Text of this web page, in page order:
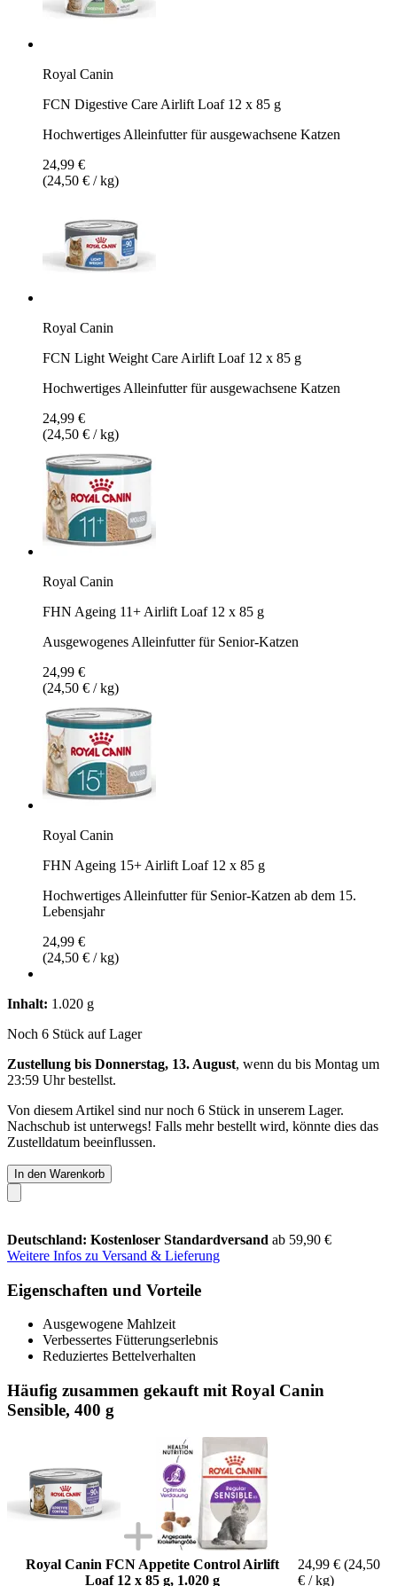
Royal Canin
FCN Digestive Care Airlift Loaf 12 x 85 g
Hochwertiges Alleinfutter für ausgewachsene Katzen
24,99 €
(24,50 € / kg)
Royal Canin
FCN Light Weight Care Airlift Loaf 12 x 85 g
Hochwertiges Alleinfutter für ausgewachsene Katzen
24,99 €
(24,50 € / kg)
Royal Canin
FHN Ageing 11+ Airlift Loaf 12 x 85 g
Ausgewogenes Alleinfutter für Senior-Katzen
24,99 €
(24,50 € / kg)
Royal Canin
FHN Ageing 15+ Airlift Loaf 12 x 85 g
Hochwertiges Alleinfutter für Senior-Katzen ab dem 15.
Lebensjahr
24,99 €
(24,50 € / kg)
Inhalt: 1.020 g
Noch 6 Stück auf Lager
Zustellung bis Donnerstag, 13. August, wenn du bis Montag um
23:59 Uhrbestellst.
Von diesem Artikel sind nur noch 6 Stück in unserem Lager.
Nachschub ist unterwegs! Falls mehr bestellt wird, könnte dies das
Zustelldatum beeinflussen.
In den Warenkorb
Deutschland: Kostenloser Standardversand ab 59,90 €
Weitere Infos zu Versand & Lieferung
Eigenschaften und Vorteile
Ausgewogene Mahlzeit
Verbessertes Fütterungserlebnis
Reduziertes Bettelverhalten
Häufig zusammen gekauft mit Royal Canin
Sensible, 400 g
Royal Canin FCN Appetite Control Airlift
Loaf 12 x 85 g, 1.020 g
24,99 € (24,50
€ / kg)